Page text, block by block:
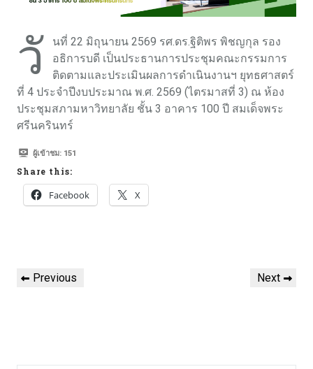
วั
นที่ 22 มิถุนายน 2569 รศ.ดร.ฐิติพร พิชญกุล รอง
อธิการบดี เป็นประธานการประชุมคณะกรรมการ
ติดตามและประเมินผลการดำเนินงานฯ ยุทธศาสตร์
ที่ 4 ประจำปีงบประมาณ พ.ศ. 2569 (ไตรมาสที่ 3) ณ ห้อง
ประชุมสภามหาวิทยาลัย ชั้น 3 อาคาร 100 ปี สมเด็จพระ
ศรีนครินทร์
ผู้เข้าชม: 151
Share this:
Facebook X
Previous Next